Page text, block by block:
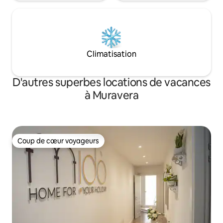
Climatisation
D'autres superbes locations de vacances
à Muravera
Coup de cœur voyageurs
Coup de cœur voyageurs